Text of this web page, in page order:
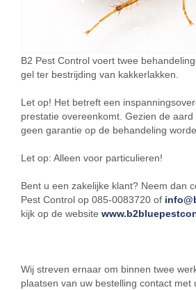
B2 Pest Control voert twee
gel ter bestrijding van kakkerlakken.
Let op! Het betreft een
prestatie overeenkomt. Gezien de
geen garantie op de behandeling
Let op: Alleen voor particulieren!
Bent u een zakelijke klant? Neem dan
Pest Control op 085-0083720 of
kijk op de website
Wij streven ernaar om binnen twee
plaatsen van uw bestelling contact met